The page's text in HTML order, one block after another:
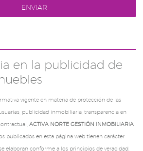
en la publicidad de
vigente en materia de protección de las
publicidad inmobiliaria, transparencia en
ACTIVA NORTE GESTIÓN INMOBILIARIA
publicados en esta página web tienen carácter
elaboran conforme a los principios de veracidad,